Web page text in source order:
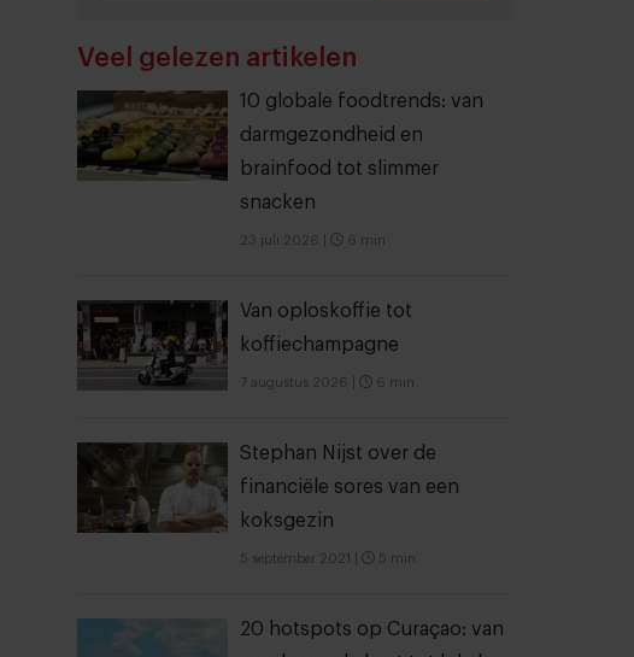
Veel gelezen artikelen
10 globale foodtrends: van
darmgezondheid en
brainfood tot slimmer
snacken
23 juli 2026 6 min
Van oploskoffie tot
koffiechampagne
7 augustus 2026 6 min
Stephan Nijst over de
financiële sores van een
koksgezin
5 september 2021 5 min
20 hotspots op Curaçao: van